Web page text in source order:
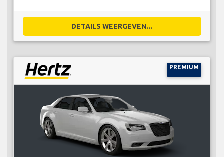
DETAILS WEERGEVEN...
PREMIUM